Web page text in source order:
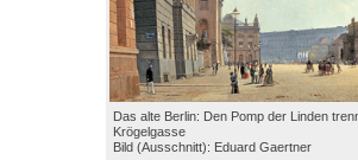
Das alte Berlin: Den Pomp der Linden
Krögelgasse
Bild (Ausschnitt): Eduard Gaertner